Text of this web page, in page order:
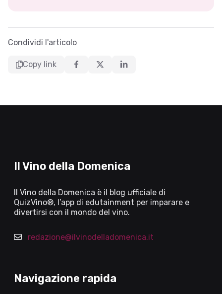
Condividi l'articolo
Copy link
Il Vino della Domenica
Il Vino della Domenica è il blog ufficiale di
QuizVino®, l’app di edutainment per imparare e
divertirsi con il mondo del vino.
redazione@ilvinodelladomenica.it
Navigazione rapida